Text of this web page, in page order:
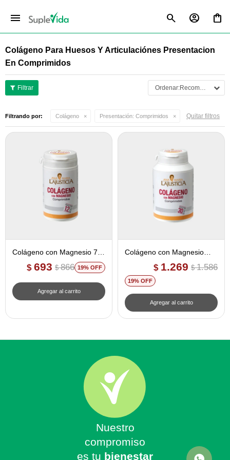
menu
Colágeno Para Huesos Y Articulaciónes Presentacion
En Comprimidos
Recomendados
Filtrando por: Colágeno Presentación: Comprimidos Quitar filtros
Colágeno con Magnesio 75
comprimidos - Ana Maria
Lajusticia
$ 693 $ 866 19
Colágeno con Magnesio
180 comprimidos - Ana
Maria Lajusticia
$ 1.269 $ 1.586
19
Nuestro
compromiso
es tu bienestar